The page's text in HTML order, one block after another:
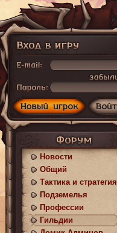
Новости
Общий
Тактика и стратегия
Подземелья
Профессии
Гильдии